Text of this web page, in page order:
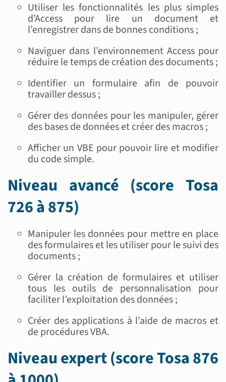
Utiliser les fonctionnalités les plus simples
d’Access pour lire un document et
l’enregistrer dans de bonnes conditions ;
Naviguer dans l’environnement Access pour
réduire le temps de création des documents ;
Identifier un formulaire afin de pouvoir
travailler dessus ;
Gérer des données pour les manipuler, gérer
des bases de données et créer des macros ;
Afficher un VBE pour pouvoir lire et modifier
du code simple.
Niveau avancé (score Tosa
726 à 875)
Manipuler les données pour mettre en place
des formulaires et les utiliser pour le suivi des
documents ;
Gérer la création de formulaires et utiliser
tous les outils de personnalisation pour
faciliter l’exploitation des données ;
Créer des applications à l’aide de macros et
de procédures VBA.
Niveau expert (score Tosa 876